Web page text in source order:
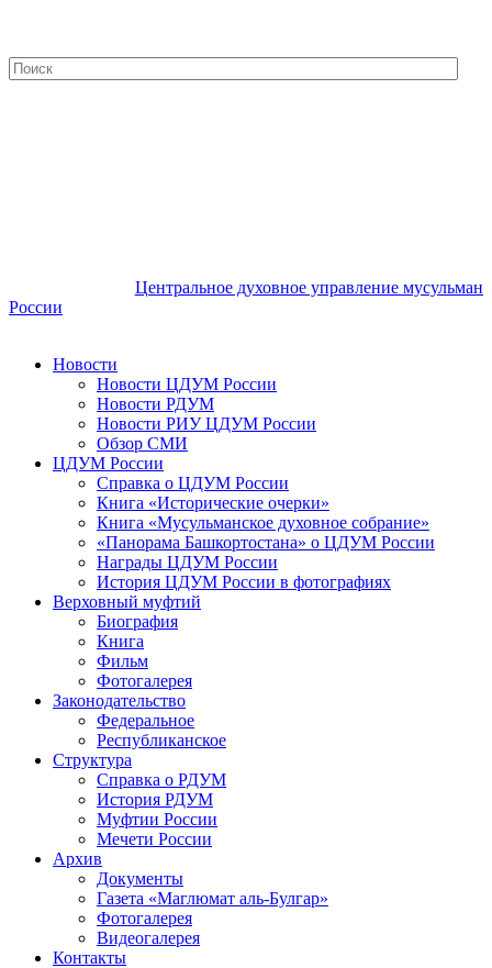
Центральное духовное управление мусульман
России
Новости
Новости ЦДУМ России
Новости РДУМ
Новости РИУ ЦДУМ России
Обзор СМИ
ЦДУМ России
Справка о ЦДУМ России
Книга «Исторические очерки»
Книга «Мусульманское духовное собрание»
«Панорама Башкортостана» о ЦДУМ России
Награды ЦДУМ России
История ЦДУМ России в фотографиях
Верховный муфтий
Биография
Книга
Фильм
Фотогалерея
Законодательство
Федеральное
Республиканское
Структура
Справка о РДУМ
История РДУМ
Муфтии России
Мечети России
Архив
Документы
Газета «Маглюмат аль-Булгар»
Фотогалерея
Видеогалерея
Контакты